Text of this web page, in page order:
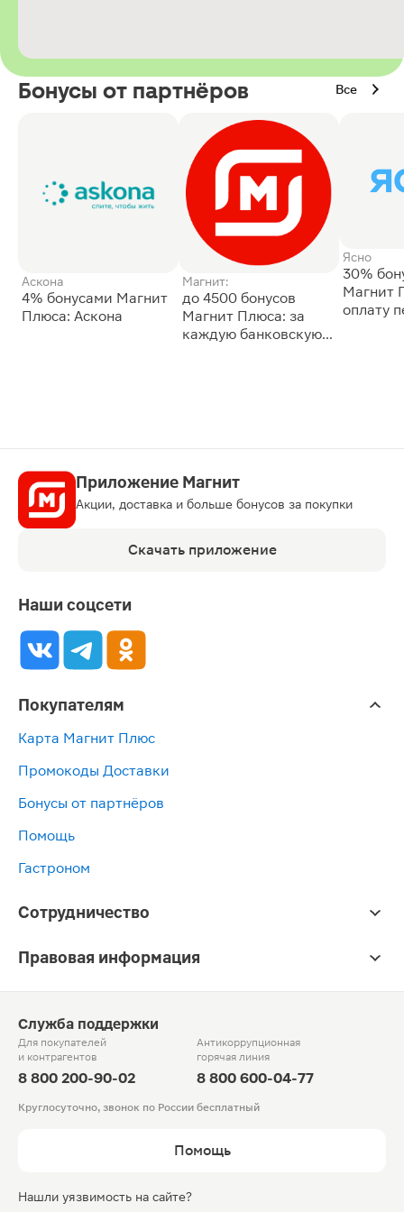
Бонусы от партнёров Все
Аскона
4% бонусами Магнит
Плюса: Аскона
Магнит:
до 4500 бонусов
Магнит Плюса: за
каждую банковскую
Ясно
30%
Магнит
оплату
Приложение Магнит
Акции, доставка и больше бонусов за покупки
Скачать приложение
Наши соцсети
Покупателям
Карта Магнит Плюс
Промокоды Доставки
Бонусы от партнёров
Помощь
Гастроном
Сотрудничество
Правовая информация
Служба поддержки
Для покупателей
и контрагентов
8 800 200-90-02
Антикоррупционная
горячая линия
8 800 600-04-77
Круглосуточно, звонок по России бесплатный
Помощь
Нашли уязвимость на сайте?